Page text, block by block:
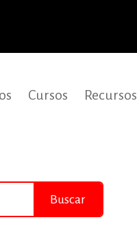
Cursos Recursos
Buscar